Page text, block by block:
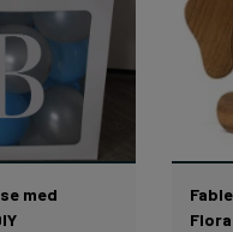
med
Flora